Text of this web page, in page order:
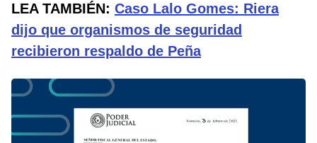
LEA TAMBIÉN: Caso Lalo Gomes: Riera
dijo que organismos de seguridad
recibieron respaldo de Peña